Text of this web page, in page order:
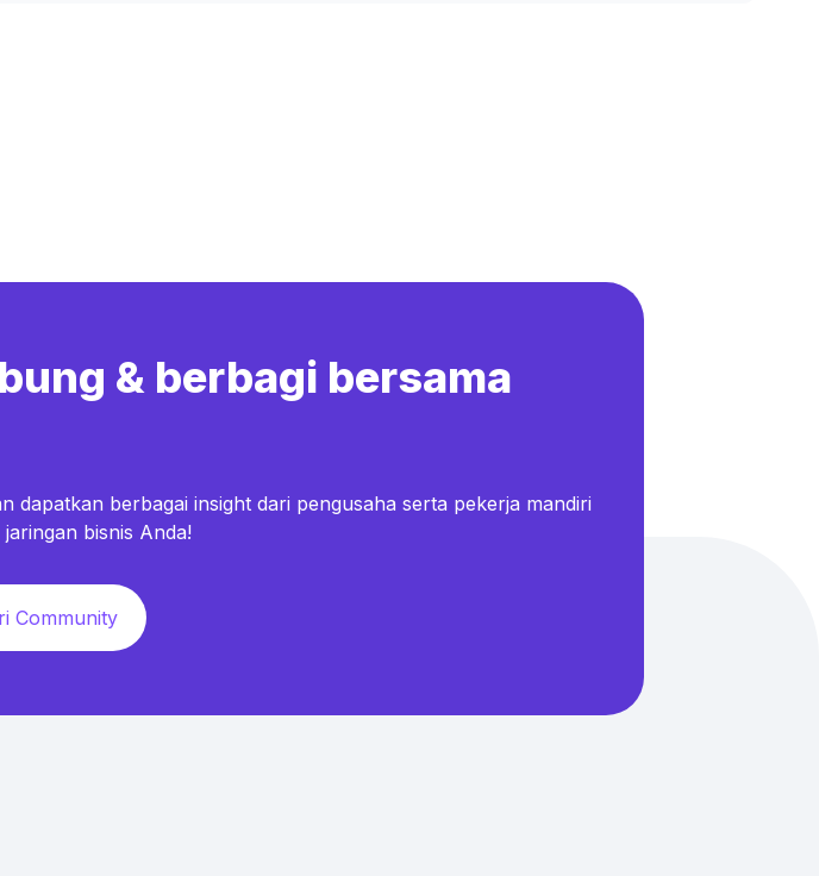
& berbagi bersama
dapatkan berbagai insight dari pengusaha serta pekerja mandiri
bisnis Anda!
Community